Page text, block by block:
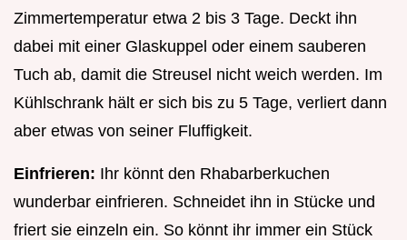
Zimmertemperatur etwa 2 bis 3 Tage. Deckt ihn
dabei mit einer Glaskuppel oder einem sauberen
Tuch ab, damit die Streusel nicht weich werden. Im
Kühlschrank hält er sich bis zu 5 Tage, verliert dann
aber etwas von seiner Fluffigkeit.
Einfrieren: Ihr könnt den Rhabarberkuchen
wunderbar einfrieren. Schneidet ihn in Stücke und
friert sie einzeln ein. So könnt ihr immer ein Stück